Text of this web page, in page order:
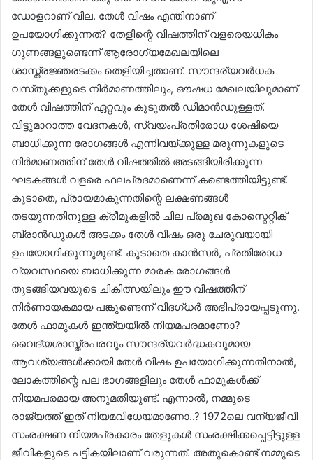
ഡോളറാണ് വില. തേൾ വിഷം എന്തിനാണ്
ഉപയോഗിക്കുന്നത്? തേളിന്റെ വിഷത്തിന് വളരെയധികം
ഗുണങ്ങളുണ്ടെന്ന് ആരോഗ്യമേഖലയിലെ
ശാസ്ത്രജ്ഞരടക്കം തെളിയിച്ചതാണ്. സൗന്ദര്യവർധക
വസ്‌തുക്കളുടെ നിർമാണത്തിലും, ഔഷധ മേഖലയിലുമാണ്
തേൾ വിഷത്തിന് ഏറ്റവും കൂടുതൽ ഡിമാൻഡുള്ളത്.
വിട്ടുമാറാത്ത വേദനകൾ, സ്വയംപ്രതിരോധ ശേഷിയെ
ബാധിക്കുന്ന രോഗങ്ങൾ എന്നിവയ്ക്കുള്ള മരുന്നുകളുടെ
നിർമാണത്തിന് തേൾ വിഷത്തിൽ അടങ്ങിയിരിക്കുന്ന
ഘടകങ്ങൾ വളരെ ഫലപ്രദമാണെന്ന് കണ്ടെത്തിയിട്ടുണ്ട്.
കൂടാതെ, പ്രായമാകുന്നതിന്റെ ലക്ഷണങ്ങൾ
തടയുന്നതിനുള്ള ക്രീമുകളിൽ ചില പ്രമുഖ കോസ്മെറ്റിക്
ബ്രാൻഡുകൾ അടക്കം തേൾ വിഷം ഒരു ചേരുവയായി
ഉപയോഗിക്കുന്നുമുണ്ട്. കൂടാതെ കാൻസർ, പ്രതിരോധ
വ്യവസ്ഥയെ ബാധിക്കുന്ന മാരക രോഗങ്ങൾ
തുടങ്ങിയവയുടെ ചികിത്സയിലും ഈ വിഷത്തിന്
നിർണായകമായ പങ്കുണ്ടെന്ന് വിദഗ്ധർ അഭിപ്രായപ്പടുന്നു.
തേൾ ഫാമുകൾ ഇന്ത്യയിൽ നിയമപരമാണോ?
വൈദ്യശാസ്ത്രപരവും സൗന്ദര്യവർദ്ധകവുമായ
ആവശ്യങ്ങൾക്കായി തേൾ വിഷം ഉപയോഗിക്കുന്നതിനാൽ,
ലോകത്തിന്റെ പല ഭാഗങ്ങളിലും തേൾ ഫാമുകൾക്ക്
നിയമപരമായ അനുമതിയുണ്ട്. എന്നാൽ, നമ്മുടെ
രാജ്യത്ത് ഇത് നിയമവിധേയമാണോ..? 1972ലെ വന്യജീവി
സംരക്ഷണ നിയമപ്രകാരം തേളുകൾ സംരക്ഷിക്കപ്പെട്ടിട്ടുള്ള
ജീവികളുടെ പട്ടികയിലാണ് വരുന്നത്. അതുകൊണ്ട് നമ്മുടെ